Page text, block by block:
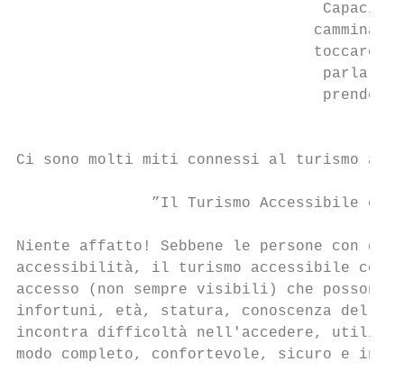
toccare,
Ci sono molti miti connessi al turismo
”Il Turismo Accessibile è
Niente affatto! Sebbene le persone con
accessibilità, il turismo accessibile
accesso (non sempre visibili) che possono
infortuni, età, statura, conoscenza della
incontra difficoltà nell'accedere,
modo completo, confortevole, sicuro e